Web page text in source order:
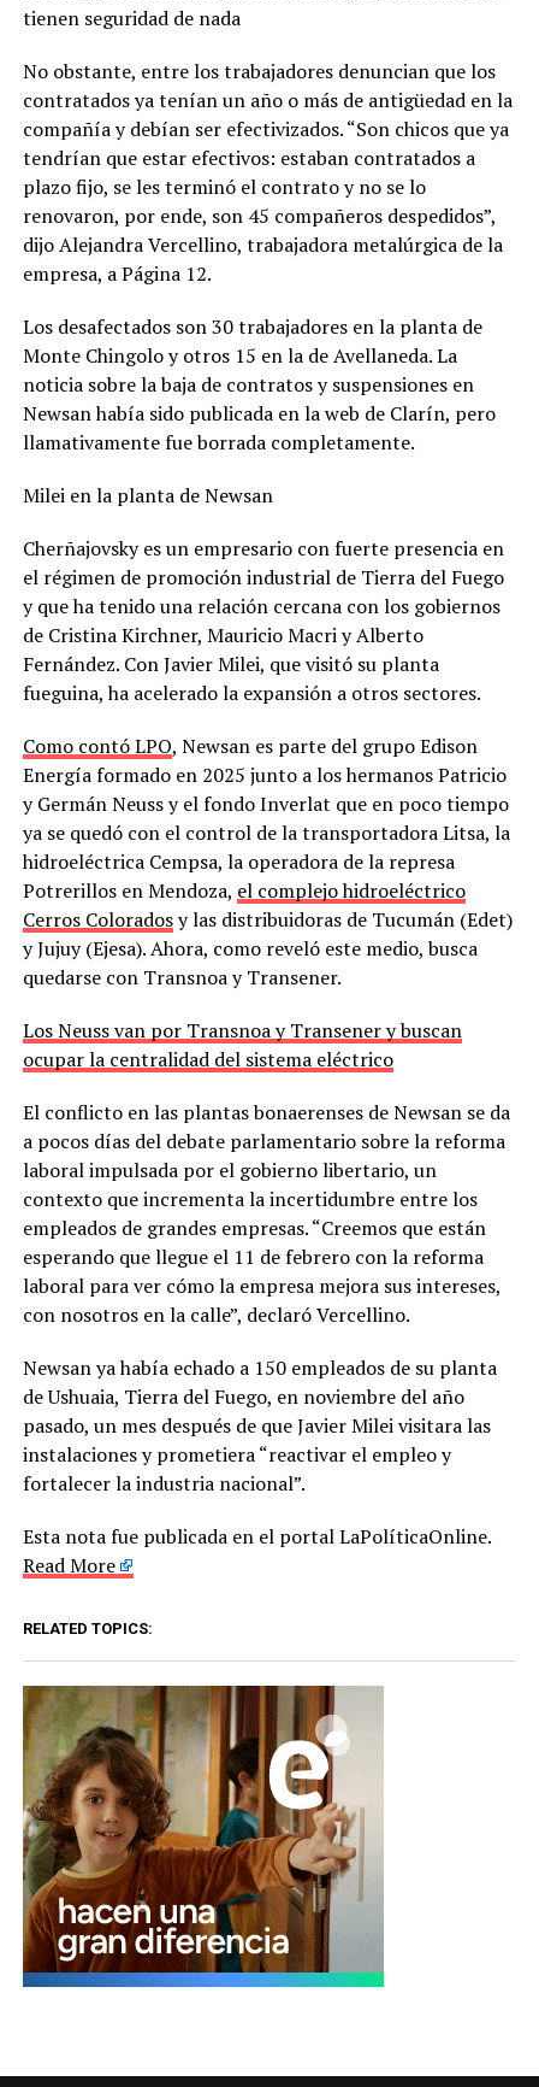
tienen seguridad de nada
No obstante, entre los trabajadores denuncian que los
contratados ya tenían un año o más de antigüedad en la
compañía y debían ser efectivizados. “Son chicos que ya
tendrían que estar efectivos: estaban contratados a
plazo fijo, se les terminó el contrato y no se lo
renovaron, por ende, son 45 compañeros despedidos”,
dijo Alejandra Vercellino, trabajadora metalúrgica de la
empresa, a Página 12.
Los desafectados son 30 trabajadores en la planta de
Monte Chingolo y otros 15 en la de Avellaneda. La
noticia sobre la baja de contratos y suspensiones en
Newsan había sido publicada en la web de Clarín, pero
llamativamente fue borrada completamente.
Milei en la planta de Newsan
Cherñajovsky es un empresario con fuerte presencia en
el régimen de promoción industrial de Tierra del Fuego
y que ha tenido una relación cercana con los gobiernos
de Cristina Kirchner, Mauricio Macri y Alberto
Fernández. Con Javier Milei, que visitó su planta
fueguina, ha acelerado la expansión a otros sectores.
Como contó LPO, Newsan es parte del grupo Edison
Energía formado en 2025 junto a los hermanos Patricio
y Germán Neuss y el fondo Inverlat que en poco tiempo
ya se quedó con el control de la transportadora Litsa, la
hidroeléctrica Cempsa, la operadora de la represa
Potrerillos en Mendoza, el complejo hidroeléctrico
Cerros Coloradosy las distribuidoras de Tucumán (Edet)
y Jujuy (Ejesa). Ahora, como reveló este medio, busca
quedarse con Transnoa y Transener.
Los Neuss van por Transnoa y Transener y buscan
ocupar la centralidad del sistema eléctrico
El conflicto en las plantas bonaerenses de Newsan se da
a pocos días del debate parlamentario sobre la reforma
laboral impulsada por el gobierno libertario, un
contexto que incrementa la incertidumbre entre los
empleados de grandes empresas. “Creemos que están
esperando que llegue el 11 de febrero con la reforma
laboral para ver cómo la empresa mejora sus intereses,
con nosotros en la calle”, declaró Vercellino.
Newsan ya había echado a 150 empleados de su planta
de Ushuaia, Tierra del Fuego, en noviembre del año
pasado, un mes después de que Javier Milei visitara las
instalaciones y prometiera “reactivar el empleo y
fortalecer la industria nacional”.
Esta nota fue publicada en el portal LaPolíticaOnline.
Read More
RELATED TOPICS: